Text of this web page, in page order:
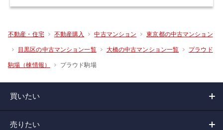
不動産・住宅 不動産購入 中古マンション 東京都の中古マンション
目黒区の中古マンション一覧 大橋の中古マンション一覧 プラウド
駒場（棟情報） プラウド駒場
買いたい
売りたい